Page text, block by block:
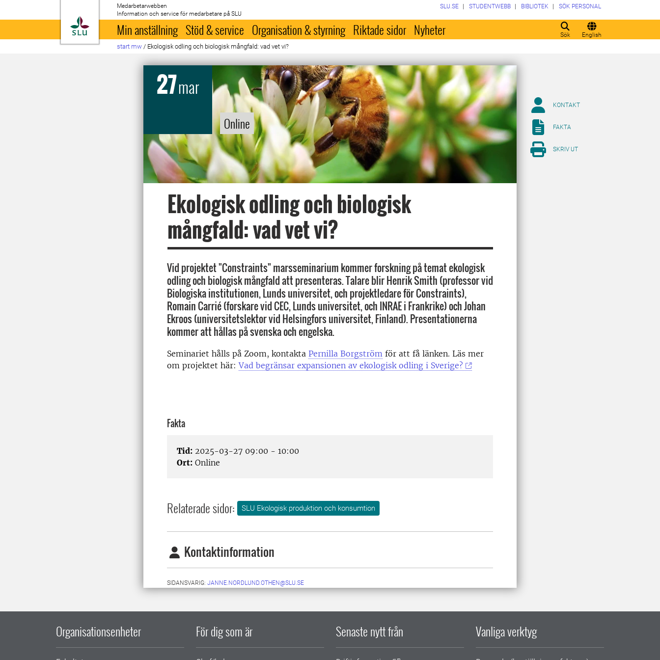
Till startsida
Medarbetarwebben
Information och service för medarbetare på SLU
Sök English
SLU.SE STUDENTWEBB BIBLIOTEK SÖK PERSONAL
Min anställning Stöd & service Organisation & styrning Riktade sidor Nyheter
start mw / Ekologisk odling och biologisk mångfald: vad vet vi?
27mar
Online
Ekologisk odling och biologisk
mångfald: vad vet vi?
Vid projektet "Constraints" marsseminarium kommer forskning på temat ekologisk
odling och biologisk mångfald att presenteras. Talare blir Henrik Smith (professor vid
Biologiska institutionen, Lunds universitet, och projektledare för Constraints),
Romain Carrié (forskare vid CEC, Lunds universitet, och INRAE i Frankrike) och Johan
Ekroos (universitetslektor vid Helsingfors universitet, Finland). Presentationerna
kommer att hållas på svenska och engelska.
Seminariet hålls på Zoom, kontakta Pernilla Borgström för att få länken. Läs mer
om projektet här:Vad begränsar expansionen av ekologisk odling i Sverige?
Fakta
Tid: 2025-03-27 09:00 - 10:00
Ort: Online
Relaterade sidor: SLU Ekologisk produktion och konsumtion
Kontaktinformation
SIDANSVARIG: JANNE.NORDLUND.OTHEN@SLU.SE
KONTAKT
FAKTA
SKRIV UT
Organisationsenheter För dig som är Senaste nytt från Vanliga verktyg